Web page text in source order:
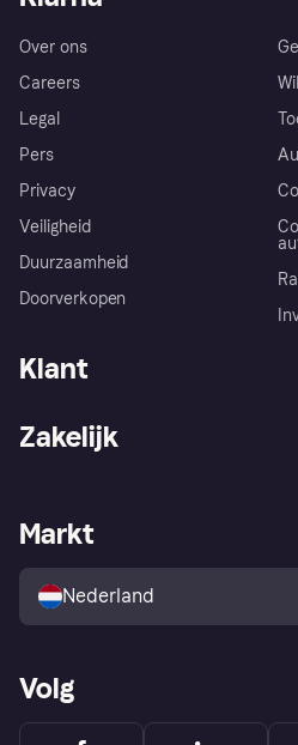
Over ons
Careers
Legal
Pers
Privacy
Veiligheid
Duurzaamheid
Doorverkopen
Klant
Winkeloverzicht
Kopersbescherming voor
consumenten
Zakelijk
Zakelijke login
Markt
Nederland
Volg